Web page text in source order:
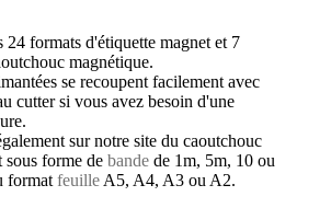
24 formats d'étiquette magnet et 7
magnétique.
se recoupent facilement avec
cutter si vous avez besoin d'une
sur notre site du caoutchouc
sous forme debande de 1m, 5m, 10 ou
formatfeuille A5, A4, A3 ou A2.